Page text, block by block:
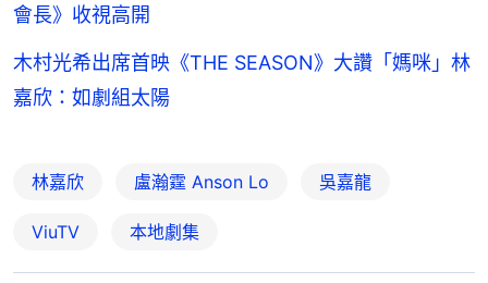
會長》收視高開
木村光希出席首映《THE SEASON》大讚「媽咪」林
嘉欣：如劇組太陽
林嘉欣 盧瀚霆 Anson Lo 吳嘉龍
ViuTV 本地劇集